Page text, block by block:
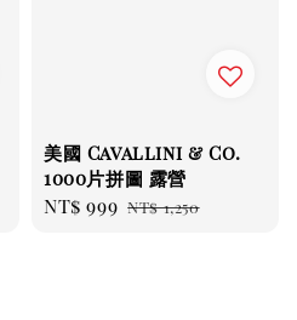
美國 Cavallini & Co.
1000片拼圖 露營
Sale
NT$ 999 Regular
NT$ 1,250